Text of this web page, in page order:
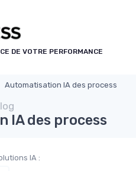
DE VOTRE PERFORMANCE
Automatisation IA des process
IA des process
IA :